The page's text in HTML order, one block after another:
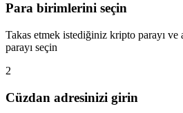
Para birimlerini seçin
Takas etmek istediğiniz kripto parayı
parayı seçin
2
Cüzdan adresinizi girin